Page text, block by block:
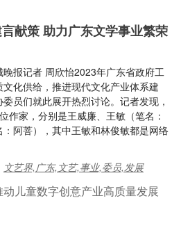
献策 助力广东文学事业繁荣
报记者 周欣怡2023年广东省政府工
化供给，推进现代文化产业体系建
员们就此展开热烈讨论。记者发现，
作家，分别是王威廉、王敏（笔名：
阿菩），其中王敏和林俊敏都是网络
文艺界,广东,文艺,事业,委员,发展